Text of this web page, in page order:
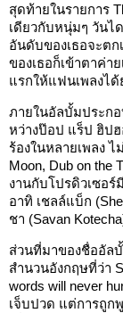
สุดท้ายในรายการ
เดียวกับหนุ่มๆ วันไ
อันดับของเธอจะต
ของเธอก็เข้าตาค่
แรกให้แฟนเพลงไ
ภายในอัลบั้มประก
หว่างป๊อป แร็ป ฮิป
ร้องในหลายเพลง ไ
Moon, Dub on the
งานกับโปรดิวเซอร์
อาทิ เชลล์แบ็ก
ชา (Savan
ส่วนที่มาของชื่ออัล
สำนวนอังกฤษที่ว่า
words will never
เจ็บปวด แต่การถูก